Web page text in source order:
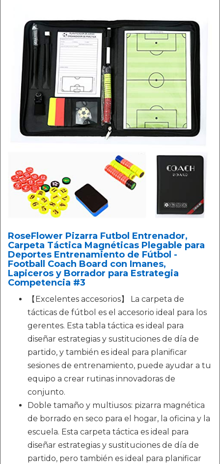
RoseFlower Pizarra Futbol Entrenador,
Carpeta Táctica Magnéticas Plegable para
Deportes Entrenamiento de Fútbol -
Football Coach Board con Imanes,
Lapiceros y Borrador para Estrategia
Competencia #3
【Excelentes accesorios】 La carpeta de
tácticas de fútbol es el accesorio ideal para los
gerentes. Esta tabla táctica es ideal para
diseñar estrategias y sustituciones de día de
partido, y también es ideal para planificar
sesiones de entrenamiento, puede ayudar a tu
equipo a crear rutinas innovadoras de
conjunto.
Doble tamaño y multiusos: pizarra magnética
de borrado en seco para el hogar, la oficina y la
escuela. Esta carpeta táctica es ideal para
diseñar estrategias y sustituciones de día de
partido, pero también es ideal para planificar